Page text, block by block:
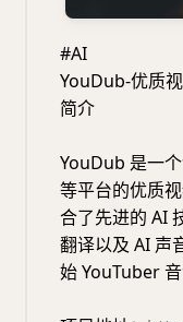
#AI
YouDub-优质
简介
YouDub 是一
等平台的优质
合了先进的 AI
翻译以及 AI 声
始 YouTuber